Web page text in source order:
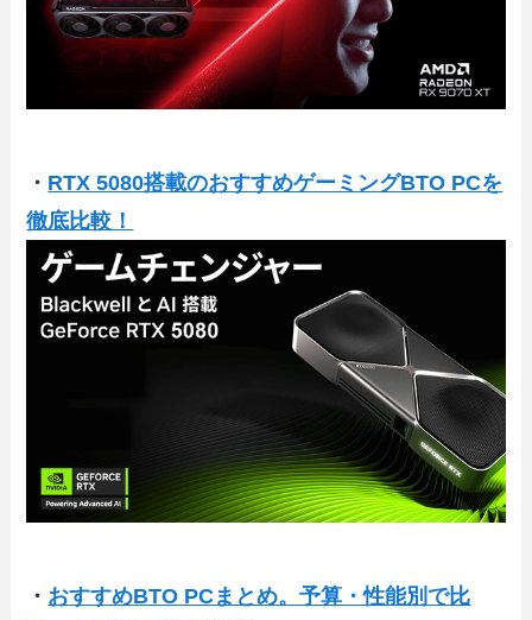
・ RTX 5080搭載のおすすめゲーミングBTO PCを
徹底比較！
・ おすすめBTO PCまとめ。予算・性能別で比